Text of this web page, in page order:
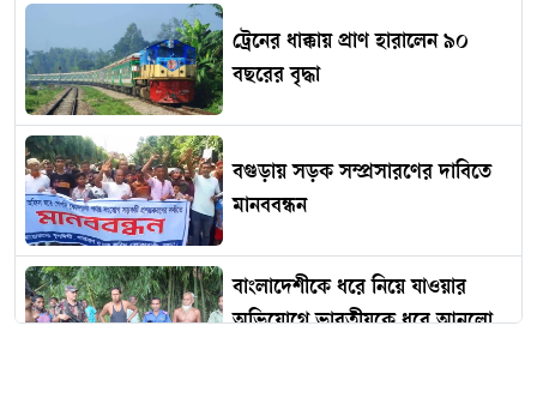
ট্রেনের ধাক্কায় প্রাণ হারালেন ৯০
বছরের বৃদ্ধা
বগুড়ায় সড়ক সম্প্রসারণের দাবিতে
মানববন্ধন
বাংলাদেশীকে ধরে নিয়ে যাওয়ার
অভিযোগে ভারতীয়কে ধরে আনলো